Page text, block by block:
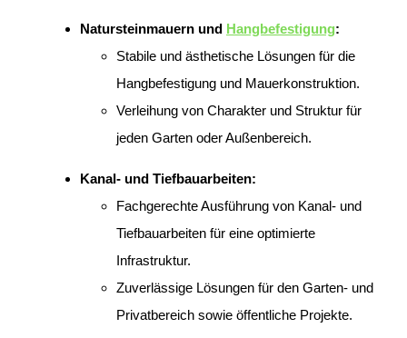
Natursteinmauern und Hangbefestigung:
Stabile und ästhetische Lösungen für die
Hangbefestigung und Mauerkonstruktion.
Verleihung von Charakter und Struktur für
jeden Garten oder Außenbereich.
Kanal- und Tiefbauarbeiten:
Fachgerechte Ausführung von Kanal- und
Tiefbauarbeiten für eine optimierte
Infrastruktur.
Zuverlässige Lösungen für den Garten- und
Privatbereich sowie öffentliche Projekte.